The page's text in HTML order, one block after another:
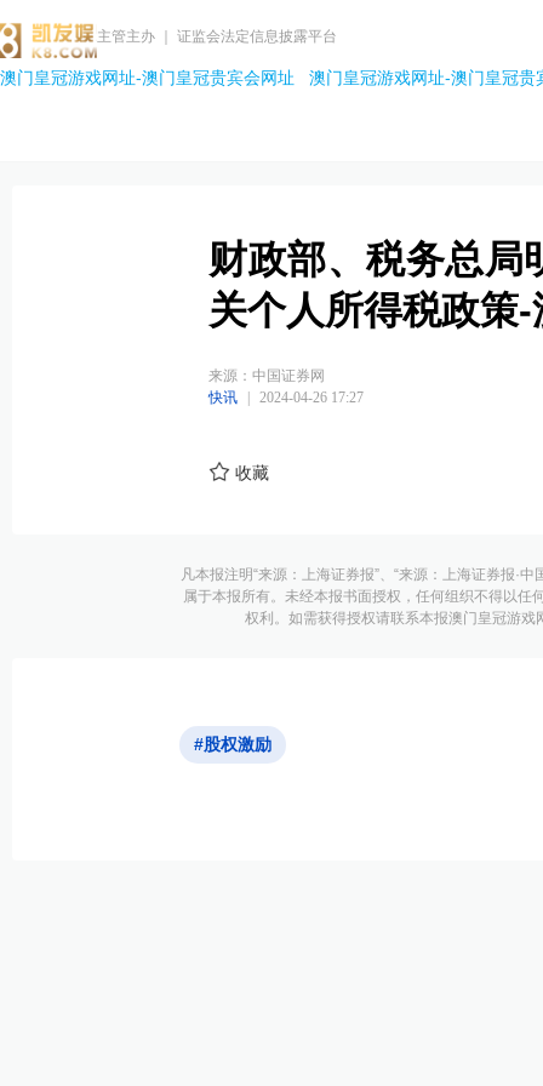
主管主办 ｜ 证监会法定信息披露平台
澳门皇冠游戏网址-澳门皇冠贵宾会网址 澳门皇冠游戏网址-澳门皇冠贵
财政部、税务总局
关个人所得税政策
来源：中国证券网
快讯
2024-04-26 17:27
收藏
凡本报注明“来源：上海证券报”、“来源：上海证券报·
属于本报所有。未经本报书面授权，任何组织不得以
权利。如需获得授权请联系本报澳门皇冠游
#股权激励